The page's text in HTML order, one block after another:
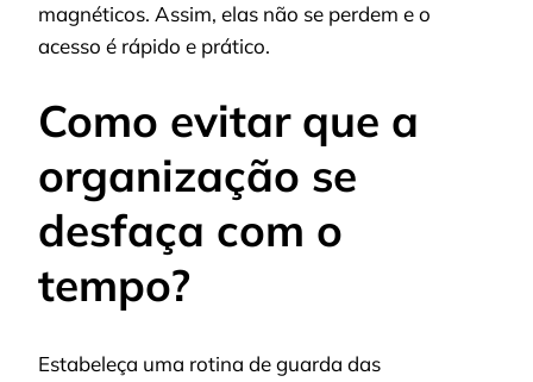
magnéticos. Assim, elas não se perdem e o
acesso é rápido e prático.
Como evitar que a
organização se
desfaça com o
tempo?
Estabeleça uma rotina de guarda das